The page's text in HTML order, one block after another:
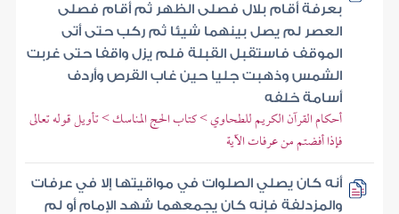
بعرفة أقام بلال فصلى الظهر ثم أقام فصلى
العصر لم يصل بينهما شيئا ثم ركب حتى أتى
الموقف فاستقبل القبلة فلم يزل واقفا حتى غربت
الشمس وذهبت جليا حين غاب القرص وأردف
أسامة خلفه
أحكام القرآن الكريم للطحاوي > كتاب الحج المناسك > تأويل قوله تعالى
فإذا أفضتم من عرفات الآية
أنه كان يصلي الصلوات في مواقيتها إلا في عرفات
والمزدلفة فإنه كان يجمعهما شهد الإمام أو لم